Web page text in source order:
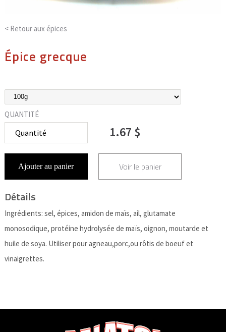
< Retour aux épices
Épice grecque
QUANTITÉ
1.67 $
Ajouter au panier Voir le panier
Détails
Ingrédients: sel, épices, amidon de maïs, ail, glutamate
monosodique, protéine hydrolysée de maïs, oignon, moutarde et
huile de soya. Utiliser pour agneau,porc,ou rôtis de boeuf et
vinaigrettes.